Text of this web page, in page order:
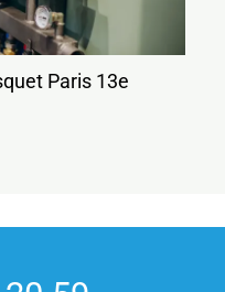
Paris 13e